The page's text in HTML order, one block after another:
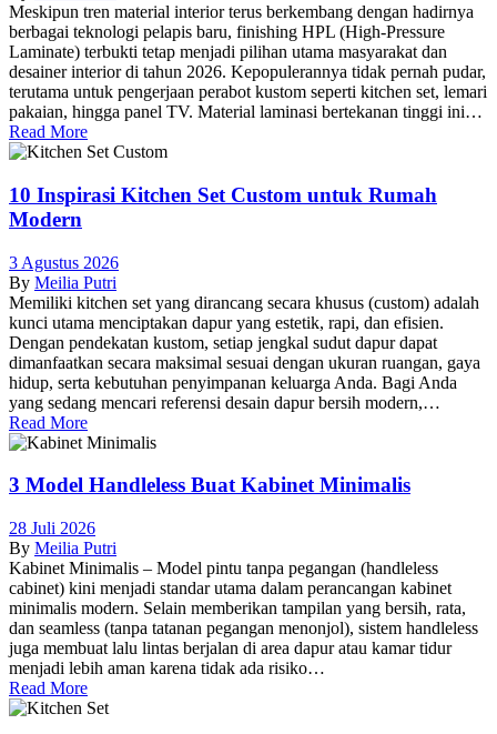
Meskipun tren material interior terus berkembang dengan hadirnya
berbagai teknologi pelapis baru, finishing HPL (High-Pressure
Laminate) terbukti tetap menjadi pilihan utama masyarakat dan
desainer interior di tahun 2026. Kepopulerannya tidak pernah pudar,
terutama untuk pengerjaan perabot kustom seperti kitchen set, lemari
pakaian, hingga panel TV. Material laminasi bertekanan tinggi ini…
Read More
10 Inspirasi Kitchen Set Custom untuk Rumah
Modern
3 Agustus 2026
By Meilia Putri
Memiliki kitchen set yang dirancang secara khusus (custom) adalah
kunci utama menciptakan dapur yang estetik, rapi, dan efisien.
Dengan pendekatan kustom, setiap jengkal sudut dapur dapat
dimanfaatkan secara maksimal sesuai dengan ukuran ruangan, gaya
hidup, serta kebutuhan penyimpanan keluarga Anda. Bagi Anda
yang sedang mencari referensi desain dapur bersih modern,…
Read More
3 Model Handleless Buat Kabinet Minimalis
28 Juli 2026
By Meilia Putri
Kabinet Minimalis – Model pintu tanpa pegangan (handleless
cabinet) kini menjadi standar utama dalam perancangan kabinet
minimalis modern. Selain memberikan tampilan yang bersih, rata,
dan seamless (tanpa tatanan pegangan menonjol), sistem handleless
juga membuat lalu lintas berjalan di area dapur atau kamar tidur
menjadi lebih aman karena tidak ada risiko…
Read More